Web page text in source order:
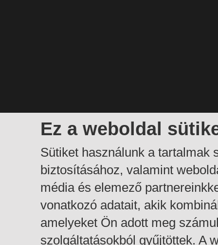
Ez a weboldal
Sütiket használunk a tartalmak
biztosításához, valamint
média és elemező
vonatkozó adatait, akik
amelyeket Ön adott meg
szolgáltatásokból gyűjtöttek. A